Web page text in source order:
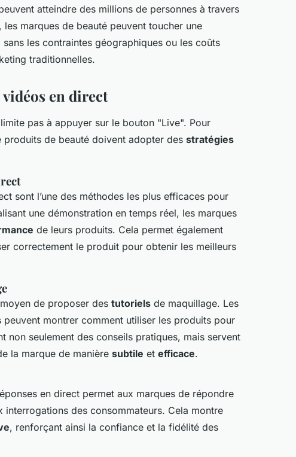
atteindre des millions de personnes à travers
marques de beauté peuvent toucher une
les contraintes géographiques ou les coûts
traditionnelles.
en direct
pas à appuyer sur le bouton "Live". Pour
de beauté doivent adopter des stratégies
sont l’une des méthodes les plus efficaces pour
une démonstration en temps réel, les marques
de leurs produits. Cela permet également
correctement le produit pour obtenir les meilleurs
de proposer des tutoriels de maquillage. Les
montrer comment utiliser les produits pour
non seulement des conseils pratiques, mais servent
la marque de manière subtile et efficace.
en direct permet aux marques de répondre
des consommateurs. Cela montre
, renforçant ainsi la confiance et la fidélité des